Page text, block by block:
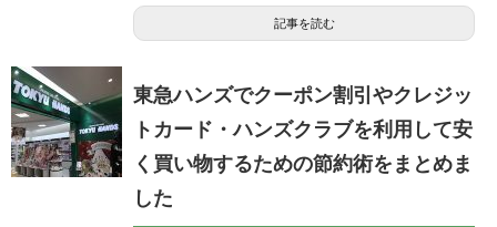
記事を読む
東急ハンズでクーポン割引やクレジッ
トカード・ハンズクラブを利用して安
く買い物するための節約術をまとめま
した